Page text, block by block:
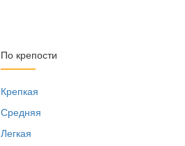
По крепости
Крепкая
Средняя
Легкая